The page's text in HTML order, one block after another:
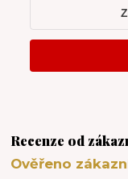
Recenze od
Ověřeno